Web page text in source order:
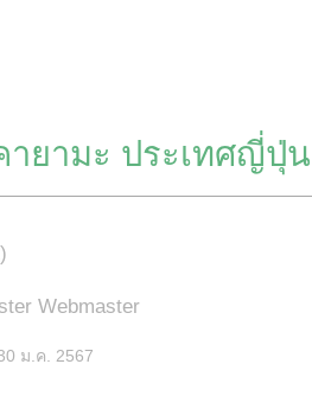
ยามะ ประเทศญี่ปุ่น
Webmaster
ม.ค. 2567